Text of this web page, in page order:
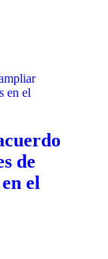
de
el